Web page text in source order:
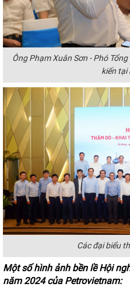
Ông Phạm Xuân Sơn - Phó
kiến tại
Các đại biểu
Một số hình ảnh bền lề Hội
năm 2024 của Petrovietnam: